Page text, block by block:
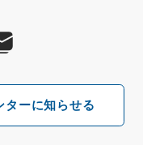
ターに知らせる